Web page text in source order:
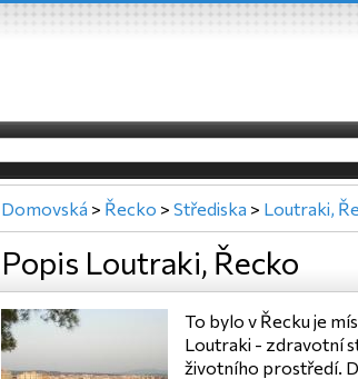
Domovská > Řecko > Střediska > Loutraki,
Popis Loutraki, Řecko
To bylo v Řecku je
Loutraki - zdravotní
životního prostředí.